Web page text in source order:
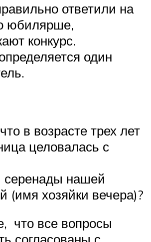
ответили на
юбилярше,
конкурс.
один
в возрасте трех лет
целовалась с
серенады нашей
(имя хозяйки вечера)?
что все вопросы